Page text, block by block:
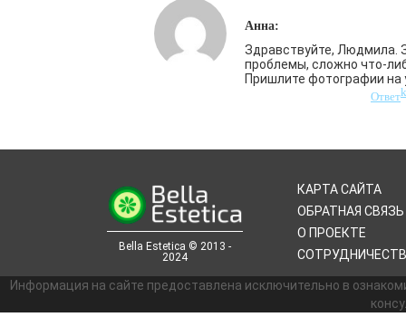
Анна:
Здравствуйте, Людмила.
проблемы, сложно что-
Пришлите фотографии на
Ответ
Bella Estetica © 2013 -
2024
КАРТА САЙТА
ОБРАТНАЯ СВЯЗЬ
О ПРОЕКТЕ
Информация на сайте предоставлена исключительно в